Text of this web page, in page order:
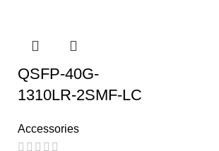
QSFP-40G-
1310LR-2SMF-LC
Accessories